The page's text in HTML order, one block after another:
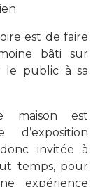
est de faire
bâti sur
le public à sa
maison est
invitée à
temps, pour
expérience